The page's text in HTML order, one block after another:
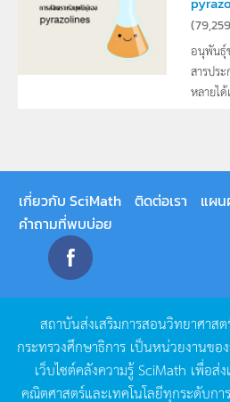
(79,259
อนุพันธุ์
สารปร
หลายไ
เกี่ยวกับ SciMath ติดต่อเรา
แผน
คำถามที่พบบ่อย
สถาบันส่งเสริมการสอนวิทยาศาสต
กระทรวงศึกษาธิการ เป็นหน่วยงานขอ
เว็บไซต์คลังความรู้SciMath เพื่อส่
คณิตศาสตร์และเทคโนโลยีทุกระดับกา